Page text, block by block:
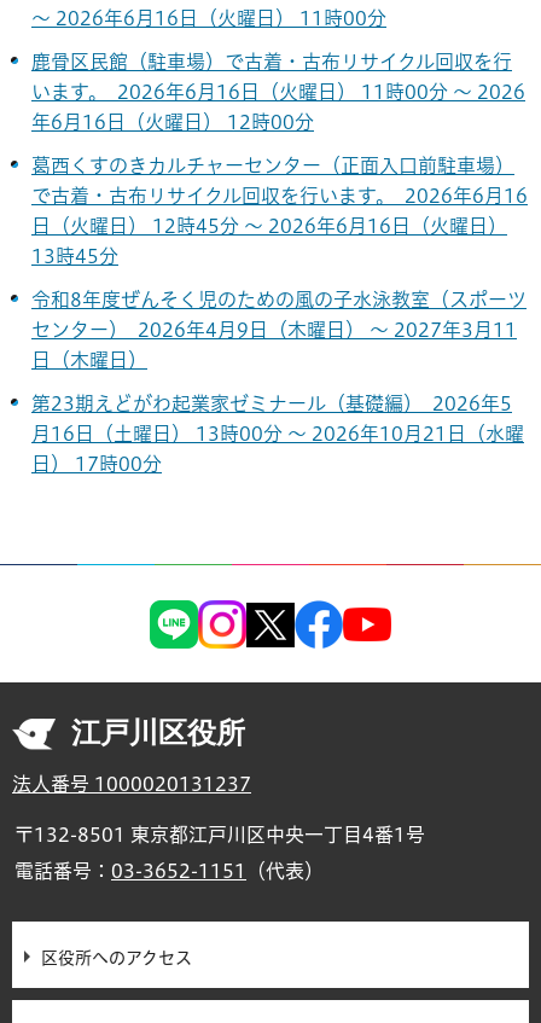
～ 2026年6月16日（火曜日） 11時00分
鹿骨区民館（駐車場）で古着・古布リサイクル回収を行
います。 2026年6月16日（火曜日） 11時00分 ～ 2026
年6月16日（火曜日） 12時00分
葛西くすのきカルチャーセンター（正面入口前駐車場）
で古着・古布リサイクル回収を行います。 2026年6月16
日（火曜日） 12時45分 ～ 2026年6月16日（火曜日）
13時45分
令和8年度ぜんそく児のための風の子水泳教室（スポーツ
センター） 2026年4月9日（木曜日） ～ 2027年3月11
日（木曜日）
第23期えどがわ起業家ゼミナール（基礎編） 2026年5
月16日（土曜日） 13時00分 ～ 2026年10月21日（水曜
日） 17時00分
江戸川区役所
法人番号 1000020131237
〒132-8501 東京都江戸川区中央一丁目4番1号
電話番号： 03-3652-1151 （代表）
区役所へのアクセス